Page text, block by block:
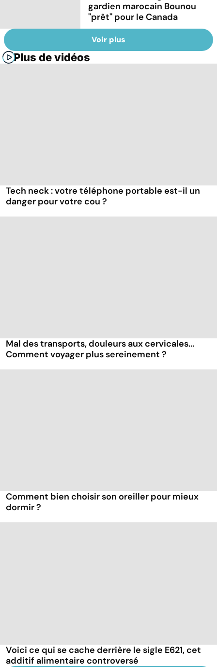
gardien marocain Bounou
"prêt" pour le Canada
Voir plus
Plus de vidéos
Tech neck : votre téléphone portable est-il un
danger pour votre cou ?
Mal des transports, douleurs aux cervicales...
Comment voyager plus sereinement ?
Comment bien choisir son oreiller pour mieux
dormir ?
Voici ce qui se cache derrière le sigle E621, cet
additif alimentaire controversé